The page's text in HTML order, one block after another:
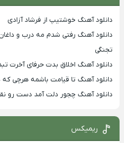
دانلود آهنگ خوشتیپ از فرشاد آزادی
دانلود آهنگ رفتی شدم مه درب و
تجنگی
دانلود آهنگ اخلاق بدت حرفای آخرت
دانلود آهنگ تا قیامت باشمه هرچی که
دانلود آهنگ چجور دلت آمد دست رو
ریمیکس